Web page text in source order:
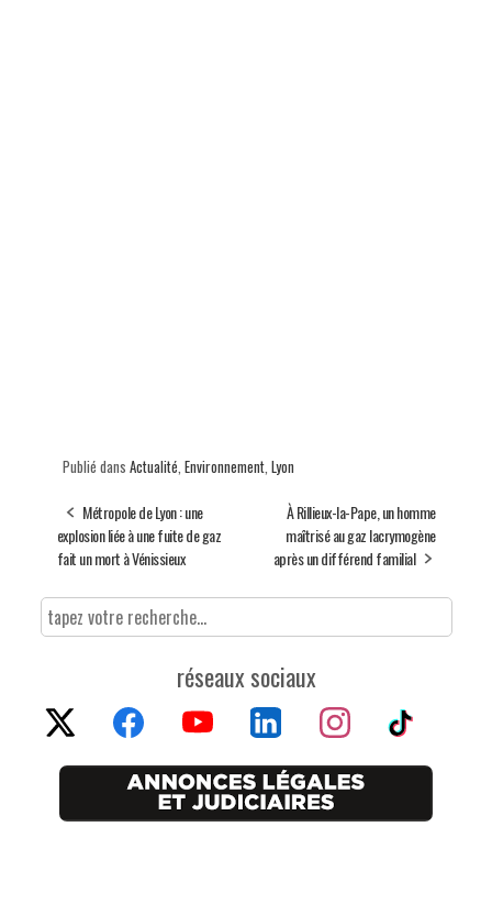
Publié dans Actualité, Environnement, Lyon
Métropole de Lyon : une
explosion liée à une fuite de gaz
fait un mort à Vénissieux
À Rillieux-la-Pape, un homme
maîtrisé au gaz lacrymogène
après un différend familial
réseaux sociaux